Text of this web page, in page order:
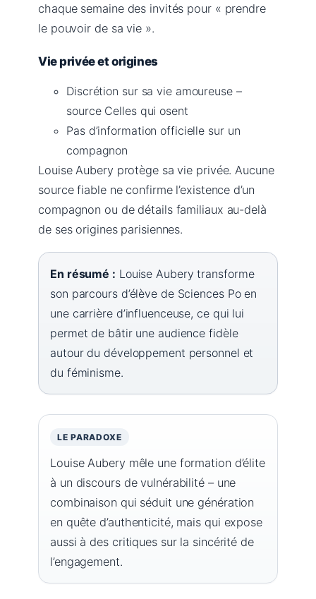
chaque semaine des invités pour « prendre
le pouvoir de sa vie ».
Vie privée et origines
Discrétion sur sa vie amoureuse –
source Celles qui osent
Pas d’information officielle sur un
compagnon
Louise Aubery protège sa vie privée. Aucune
source fiable ne confirme l’existence d’un
compagnon ou de détails familiaux au-delà
de ses origines parisiennes.
En résumé : Louise Aubery transforme
son parcours d’élève de Sciences Po en
une carrière d’influenceuse, ce qui lui
permet de bâtir une audience fidèle
autour du développement personnel et
du féminisme.
LE PARADOXE
Louise Aubery mêle une formation d’élite
à un discours de vulnérabilité – une
combinaison qui séduit une génération
en quête d’authenticité, mais qui expose
aussi à des critiques sur la sincérité de
l’engagement.